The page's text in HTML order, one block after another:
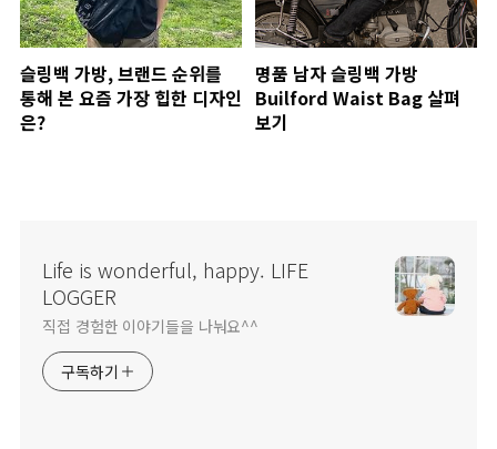
슬링백 가방, 브랜드 순위를
통해 본 요즘 가장 힙한 디자인
은?
명품 남자 슬링백 가방
Builford Waist Bag 살펴
보기
Life is wonderful, happy. LIFE
LOGGER
직접 경험한 이야기들을 나눠요^^
구독하기